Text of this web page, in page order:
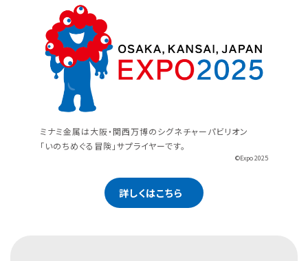
ミナミ金属は大阪・関西万博のシグネチャーパビリオン
「いのちめぐる冒険」サプライヤーです。
©Expo 2025
詳しくはこちら